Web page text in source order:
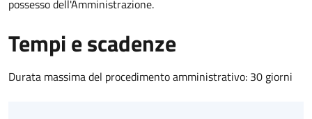
possesso dell'Amministrazione.
Tempi e scadenze
Durata massima del procedimento amministrativo: 30 giorni